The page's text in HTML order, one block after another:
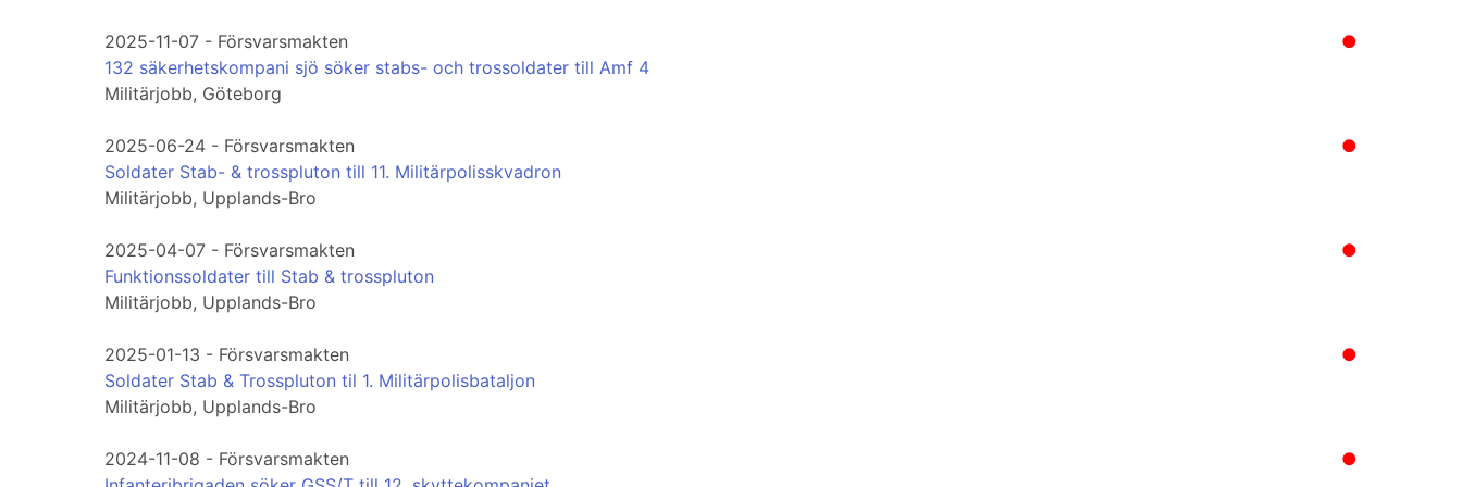
●
2025-11-07 - Försvarsmakten
132 säkerhetskompani sjö söker stabs- och trossoldater till Amf 4
Militärjobb, Göteborg
●
2025-06-24 - Försvarsmakten
Soldater Stab- & trosspluton till 11. Militärpolisskvadron
Militärjobb, Upplands-Bro
●
2025-04-07 - Försvarsmakten
Funktionssoldater till Stab & trosspluton
Militärjobb, Upplands-Bro
●
2025-01-13 - Försvarsmakten
Soldater Stab & Trosspluton til 1. Militärpolisbataljon
Militärjobb, Upplands-Bro
●
2024-11-08 - Försvarsmakten